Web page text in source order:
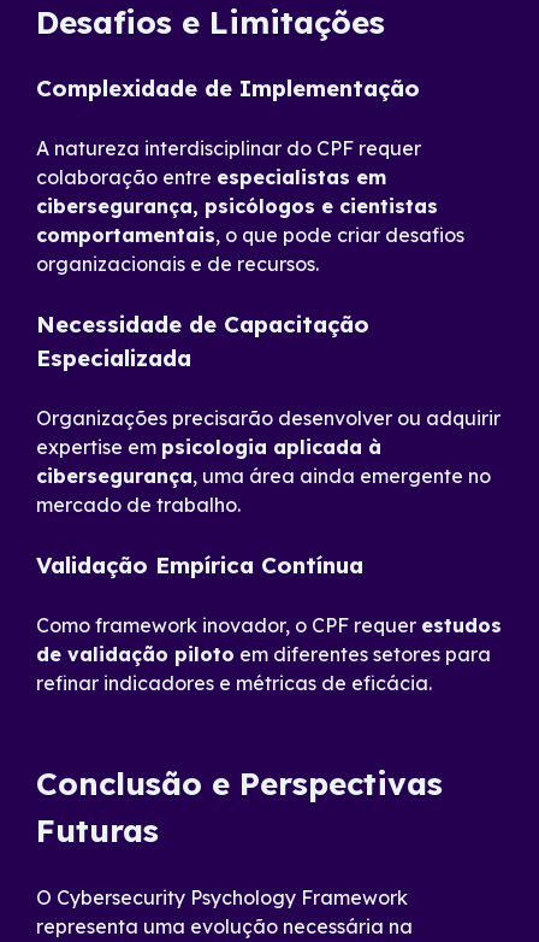
Desafios e Limitações
Complexidade de Implementação
A natureza interdisciplinar do CPF requer
colaboração entre especialistas em
cibersegurança, psicólogos e cientistas
comportamentais, o que pode criar desafios
organizacionais e de recursos.
Necessidade de Capacitação
Especializada
Organizações precisarão desenvolver ou adquirir
expertise em psicologia aplicada à
cibersegurança, uma área ainda emergente no
mercado de trabalho.
Validação Empírica Contínua
Como framework inovador, o CPF requer estudos
de validação piloto em diferentes setores para
refinar indicadores e métricas de eficácia.
Conclusão e Perspectivas
Futuras
O Cybersecurity Psychology Framework
representa uma evolução necessária na